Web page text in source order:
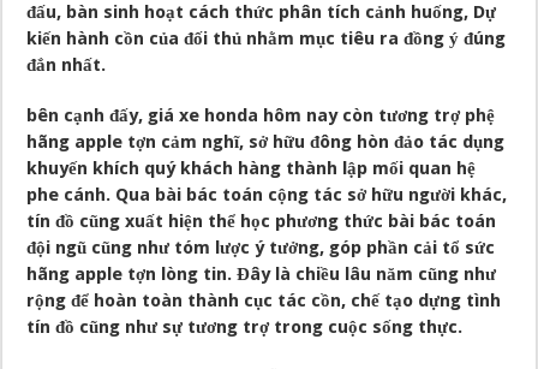
đấu, bàn sinh hoạt cách thức phân tích cảnh huống, Dự
kiến hành cồn của đối thủ nhằm mục tiêu ra đồng ý đúng
đắn nhất.
bên cạnh đấy, giá xe honda hôm nay còn tương trợ phệ
hãng apple tợn cảm nghĩ, sở hữu đông hòn đảo tác dụng
khuyến khích quý khách hàng thành lập mối quan hệ
phe cánh. Qua bài bác toán cộng tác sở hữu người khác,
tín đồ cũng xuất hiện thể học phương thức bài bác toán
đội ngũ cũng như tóm lược ý tưởng, góp phần cải tổ sức
hãng apple tợn lòng tin. Đây là chiều lâu năm cũng như
rộng để hoàn toàn thành cục tác cồn, chế tạo dựng tình
tín đồ cũng như sự tương trợ trong cuộc sống thực.